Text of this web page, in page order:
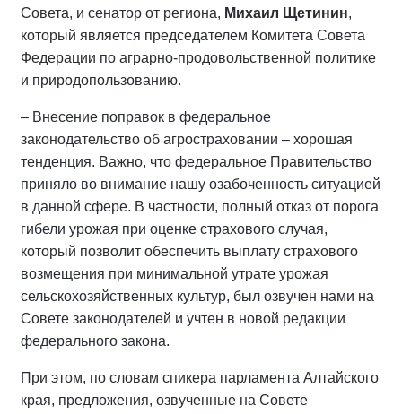
Совета, и сенатор от региона, Михаил Щетинин,
который является председателем Комитета Совета
Федерации по аграрно-продовольственной политике
и природопользованию.
– Внесение поправок в федеральное
законодательство об агростраховании – хорошая
тенденция. Важно, что федеральное Правительство
приняло во внимание нашу озабоченность ситуацией
в данной сфере. В частности, полный отказ от порога
гибели урожая при оценке страхового случая,
который позволит обеспечить выплату страхового
возмещения при минимальной утрате урожая
сельскохозяйственных культур, был озвучен нами на
Совете законодателей и учтен в новой редакции
федерального закона.
При этом, по словам спикера парламента Алтайского
края, предложения, озвученные на Совете